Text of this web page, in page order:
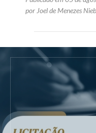
por Joel de Menezes